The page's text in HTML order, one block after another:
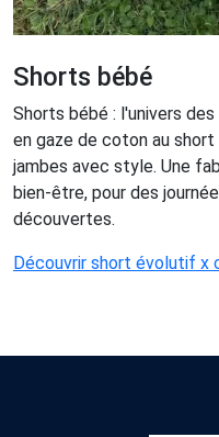
Shorts bébé
Shorts bébé : l'univers
en gaze de coton au
jambes avec style. Une
bien-être, pour des
découvertes.
Découvrir short évolutif x